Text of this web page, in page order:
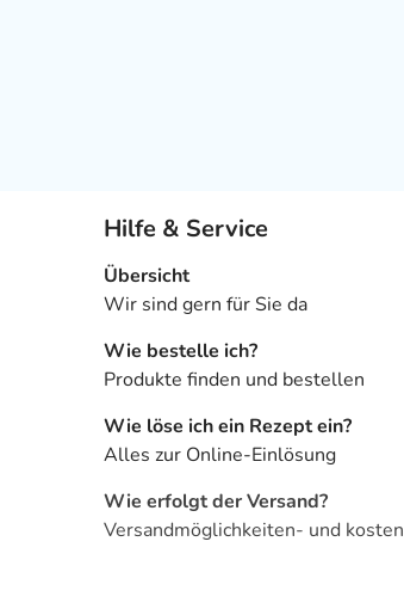
Hilfe & Service
Übersicht
Wir sind gern für Sie da
Wie bestelle ich?
Produkte finden und bestellen
Wie löse ich ein Rezept ein?
Alles zur Online-Einlösung
Wie erfolgt der Versand?
Versandmöglichkeiten- und kosten